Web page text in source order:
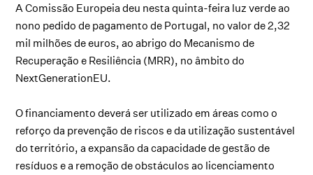
A Comissão Europeia deu nesta quinta-feira luz verde ao
nono pedido de pagamento de Portugal, no valor de 2,32
mil milhões de euros, ao abrigo do Mecanismo de
Recuperação e Resiliência (MRR), no âmbito do
NextGenerationEU.
O financiamento deverá ser utilizado em áreas como o
reforço da prevenção de riscos e da utilização sustentável
do território, a expansão da capacidade de gestão de
resíduos e a remoção de obstáculos ao licenciamento